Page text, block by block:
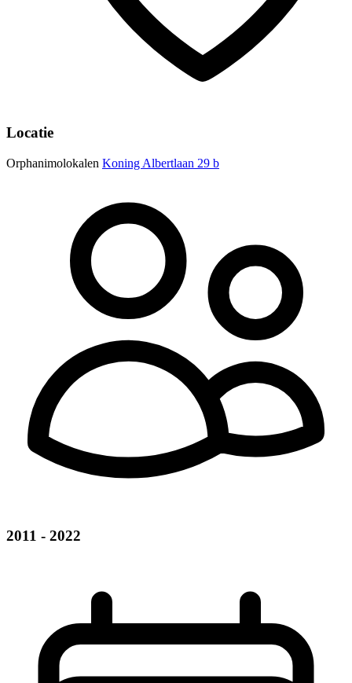
Locatie
Orphanimolokalen Koning Albertlaan 29 b
2011 - 2022